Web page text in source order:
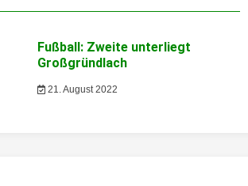
Fußball: Zweite unterliegt
Großgründlach
21. August 2022